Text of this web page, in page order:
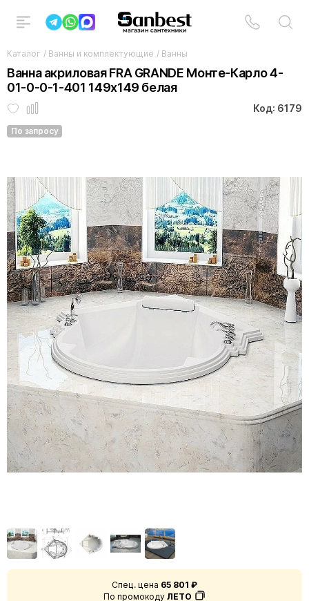
Каталог / Ванны и комплектующие / Ванны
Ванна акриловая FRA GRANDE Монте-Карло 4-
01-0-0-1-401 149х149 белая
Код: 6179
По запросу
Спец. цена 65 801 ₽
По промокоду ЛЕТО